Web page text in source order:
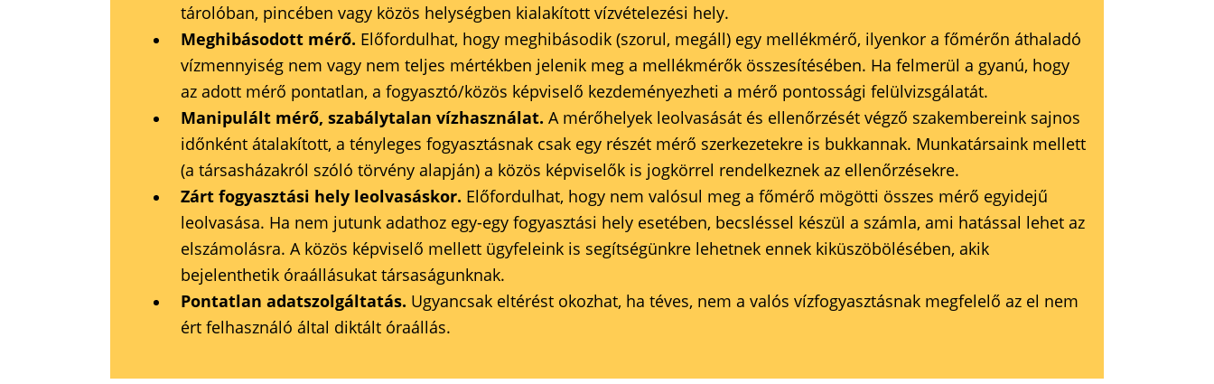
tárolóban, pincében vagy közös helységben kialakított vízvételezési hely.
Meghibásodott mérő. Előfordulhat, hogy meghibásodik (szorul, megáll) egy mellékmérő, ilyenkor a főmérőn áthaladó
vízmennyiség nem vagy nem teljes mértékben jelenik meg a mellékmérők összesítésében. Ha felmerül a gyanú, hogy
az adott mérő pontatlan, a fogyasztó/közös képviselő kezdeményezheti a mérő pontossági felülvizsgálatát.
Manipulált mérő, szabálytalan vízhasználat. A mérőhelyek leolvasását és ellenőrzését végző szakembereink sajnos
időnként átalakított, a tényleges fogyasztásnak csak egy részét mérő szerkezetekre is bukkannak. Munkatársaink mellett
(a társasházakról szóló törvény alapján) a közös képviselők is jogkörrel rendelkeznek az ellenőrzésekre.
Zárt fogyasztási hely leolvasáskor. Előfordulhat, hogy nem valósul meg a főmérő mögötti összes mérő egyidejű
leolvasása. Ha nem jutunk adathoz egy-egy fogyasztási hely esetében, becsléssel készül a számla, ami hatással lehet az
elszámolásra. A közös képviselő mellett ügyfeleink is segítségünkre lehetnek ennek kiküszöbölésében, akik
bejelenthetik óraállásukat társaságunknak.
Pontatlan adatszolgáltatás. Ugyancsak eltérést okozhat, ha téves, nem a valós vízfogyasztásnak megfelelő az el nem
ért felhasználó által diktált óraállás.